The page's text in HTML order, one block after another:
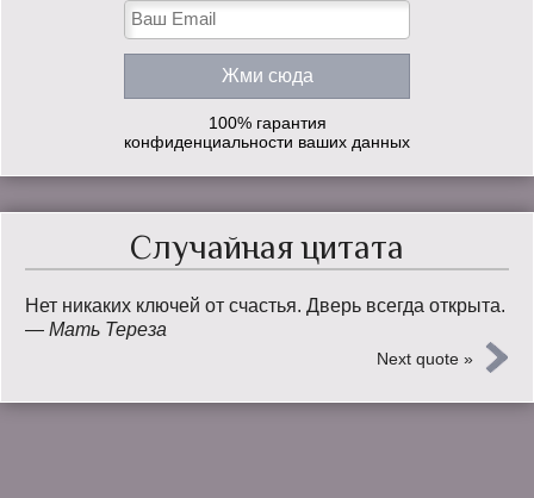
100% гарантия
конфиденциальности ваших данных
Случайная цитата
Нет никаких ключей от счастья. Дверь всегда открыта.
— Мать Тереза
Next quote »